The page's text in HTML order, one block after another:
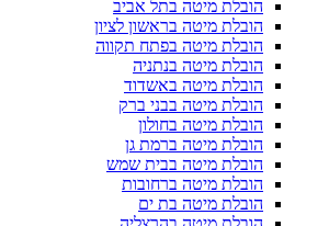
הובלת מיטה בתל אביב
הובלת מיטה בראשון לציון
הובלת מיטה בפתח תקווה
הובלת מיטה בנתניה
הובלת מיטה באשדוד
הובלת מיטה בבני ברק
הובלת מיטה בחולון
הובלת מיטה ברמת גן
הובלת מיטה בבית שמש
הובלת מיטה ברחובות
הובלת מיטה בת ים